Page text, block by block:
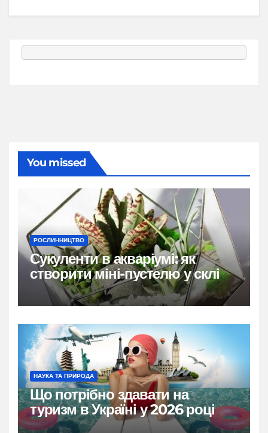
You missed
РОСЛИННИЦТВО
Сукуленти в акваріумі: як
створити міні-пустелю у склі
НАУКА ТА ПРИРОДА
Що потрібно здавати на
туризм в Україні у 2026 році